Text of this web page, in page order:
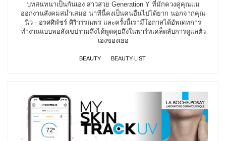
บทสนทนาเป็นกันเอง สาวสวย Generation Y ที่มักควงคู่คุณแม่
ออกงานสังคมสม่ำเสมอ นาทีนี้คงเป็นคนอื่นไปได้ยาก นอกจากคุณ
นิว - อรศศิพัชร์ ศิริวรรณพร และครั้งนี้เรามีโอกาสได้อัพเดทการ
ทำงานแบบพอสังเขปรวมถึงได้พูดคุยถึงในพาร์ทเคล็ดลับการดูแลตัว
เองของเธอ
BEAUTY BEAUTY LIST